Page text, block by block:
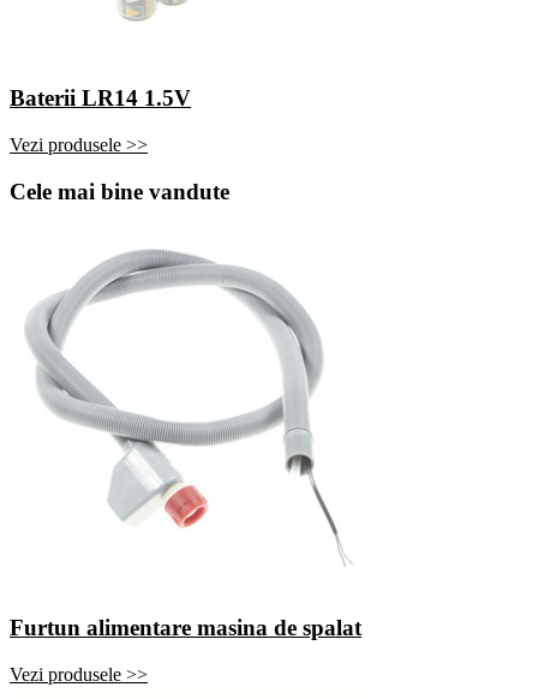
Baterii LR14 1.5V
Vezi produsele >>
Cele mai bine vandute
Furtun alimentare masina de spalat
Vezi produsele >>